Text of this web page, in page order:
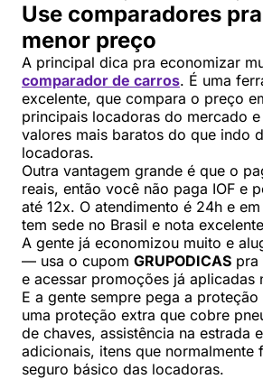
Use comparadores
menor preço
A principal dica pra economizar
comparador de carros. É uma
excelente, que compara o preço
principais locadoras do mercado
valores mais baratos do que indo
locadoras.
Outra vantagem grande é que o
reais, então você não paga IOF e
até 12x. O atendimento é 24h e
tem sede no Brasil e nota
A gente já economizou muito e
— usa o cupom GRUPODICAS pra
e acessar promoções já aplicadas
E a gente sempre pega a proteção
uma proteção extra que cobre
de chaves, assistência na estrada
adicionais, itens que normalmente
seguro básico das locadoras.